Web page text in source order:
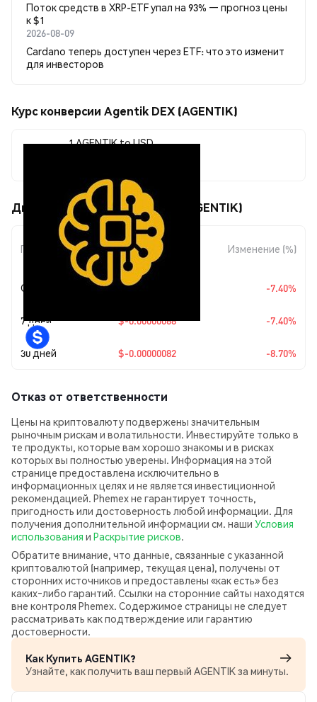
Поток средств в XRP-ETF упал на 93% — прогноз цены
к $1
2026-08-09
Cardano теперь доступен через ETF: что это изменит
для инвесторов
Курс конверсии Agentik DEX (AGENTIK)
1 AGENTIK to USD
Движения цены Agentik DEX (AGENTIK)
Период
Изменение
суммы
Изменение (%)
Сегодня $-0.00000068 -7.40%
7 дней $-0.00000068 -7.40%
30 дней $-0.00000082 -8.70%
Отказ от ответственности
Цены на криптовалюту подвержены значительным
рыночным рискам и волатильности. Инвестируйте только в
те продукты, которые вам хорошо знакомы и в рисках
которых вы полностью уверены. Информация на этой
странице предоставлена исключительно в
информационных целях и не является инвестиционной
рекомендацией. Phemex не гарантирует точность,
пригодность или достоверность любой информации. Для
получения дополнительной информации см. наши Условия
использования и Раскрытие рисков.
Обратите внимание, что данные, связанные с указанной
криптовалютой (например, текущая цена), получены от
сторонних источников и предоставлены «как есть» без
каких‑либо гарантий. Ссылки на сторонние сайты находятся
вне контроля Phemex. Содержимое страницы не следует
рассматривать как подтверждение или гарантию
достоверности.
Как Купить AGENTIK?
Узнайте, как получить ваш первый AGENTIK за минуты.